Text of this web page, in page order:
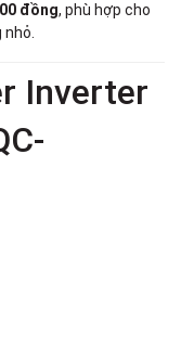
đồng, phù hợp cho
Inverter